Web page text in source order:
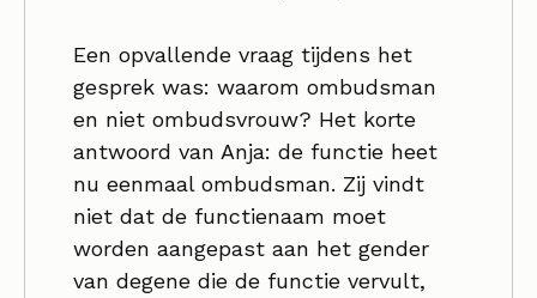
Een opvallende vraag tijdens het
gesprek was: waarom ombudsman
en niet ombudsvrouw? Het korte
antwoord van Anja: de functie heet
nu eenmaal ombudsman. Zij vindt
niet dat de functienaam moet
worden aangepast aan het gender
van degene die de functie vervult,